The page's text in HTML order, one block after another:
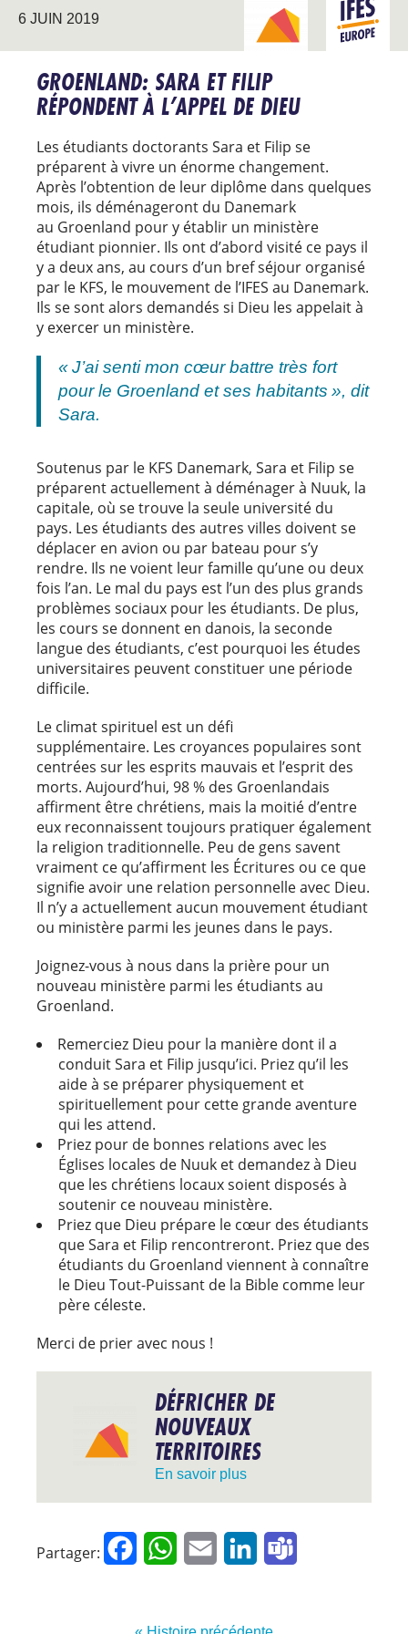
6 JUIN 2019
NOUVEAUX
TERRITOIRES
EUROPE
GROENLAND: SARA ET FILIP
RÉPONDENT À L’APPEL DE DIEU
Les étudiants doctorants Sara et Filip se
préparent à vivre un énorme changement.
Après l’obtention de leur diplôme dans quelques
mois, ils déménageront du Danemark
au Groenland pour y établir un ministère
étudiant pionnier. Ils ont d’abord visité ce pays il
y a deux ans, au cours d’un bref séjour organisé
par le KFS, le mouvement de l’IFES au Danemark.
Ils se sont alors demandés si Dieu les appelait à
y exercer un ministère.
« J’ai senti mon cœur battre très fort
pour le Groenland et ses habitants », dit
Sara.
Soutenus par le KFS Danemark, Sara et Filip se
préparent actuellement à déménager à Nuuk, la
capitale, où se trouve la seule université du
pays. Les étudiants des autres villes doivent se
déplacer en avion ou par bateau pour s’y
rendre. Ils ne voient leur famille qu’une ou deux
fois l’an. Le mal du pays est l’un des plus grands
problèmes sociaux pour les étudiants. De plus,
les cours se donnent en danois, la seconde
langue des étudiants, c’est pourquoi les études
universitaires peuvent constituer une période
difficile.
Le climat spirituel est un défi
supplémentaire. Les croyances populaires sont
centrées sur les esprits mauvais et l’esprit des
morts. Aujourd’hui, 98 % des Groenlandais
affirment être chrétiens, mais la moitié d’entre
eux reconnaissent toujours pratiquer également
la religion traditionnelle. Peu de gens savent
vraiment ce qu’affirment les Écritures ou ce que
signifie avoir une relation personnelle avec Dieu.
Il n’y a actuellement aucun mouvement étudiant
ou ministère parmi les jeunes dans le pays.
Joignez-vous à nous dans la prière pour un
nouveau ministère parmi les étudiants au
Groenland.
Remerciez Dieu pour la manière dont il a
conduit Sara et Filip jusqu’ici. Priez qu’il les
aide à se préparer physiquement et
spirituellement pour cette grande aventure
qui les attend.
Priez pour de bonnes relations avec les
Églises locales de Nuuk et demandez à Dieu
que les chrétiens locaux soient disposés à
soutenir ce nouveau ministère.
Priez que Dieu prépare le cœur des étudiants
que Sara et Filip rencontreront. Priez que des
étudiants du Groenland viennent à connaître
le Dieu Tout-Puissant de la Bible comme leur
père céleste.
Merci de prier avec nous !
DÉFRICHER DE
NOUVEAUX
TERRITOIRES
En savoir plus
Partager: FacebookWhatsApp
Email LinkedIn